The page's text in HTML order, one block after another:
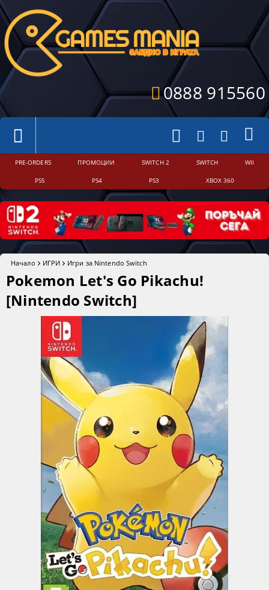
0888 915560
PRE-ORDERS ПРОМОЦИИ SWITCH 2 SWITCH WII
PS5 PS4 PS3 XBOX 360
Начало ИГРИ Игри за Nintendo Switch
Pokemon Let's Go Pikachu!
[Nintendo Switch]